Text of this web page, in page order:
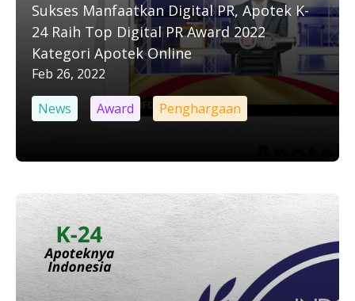
Sukses Manfaatkan Digital PR, Apotek K-
24 Raih Top Digital PR Award 2022
Kategori Apotek Online
Feb 26, 2022
News
Award Penghargaan